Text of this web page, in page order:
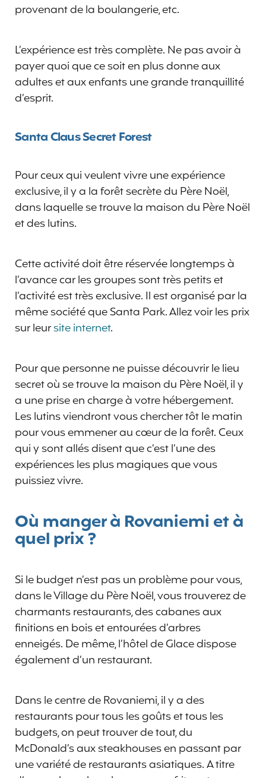
provenant de la boulangerie, etc.
L’expérience est très complète. Ne pas avoir à
payer quoi que ce soit en plus donne aux
adultes et aux enfants une grande tranquillité
d’esprit.
Santa Claus Secret Forest
Pour ceux qui veulent vivre une expérience
exclusive, il y a la forêt secrète du Père Noël,
dans laquelle se trouve la maison du Père Noël
et des lutins.
Cette activité doit être réservée longtemps à
l’avance car les groupes sont très petits et
l’activité est très exclusive. Il est organisé par la
même société que Santa Park. Allez voir les prix
sur leursite internet.
Pour que personne ne puisse découvrir le lieu
secret où se trouve la maison du Père Noël, il y
a une prise en charge à votre hébergement.
Les lutins viendront vous chercher tôt le matin
pour vous emmener au cœur de la forêt. Ceux
qui y sont allés disent que c’est l’une des
expériences les plus magiques que vous
puissiez vivre.
Où manger à Rovaniemi et à
quel prix ?
Si le budget n’est pas un problème pour vous,
dans le Village du Père Noël, vous trouverez de
charmants restaurants, des cabanes aux
finitions en bois et entourées d’arbres
enneigés. De même, l’hôtel de Glace dispose
également d’un restaurant.
Dans le centre de Rovaniemi, il y a des
restaurants pour tous les goûts et tous les
budgets, on peut trouver de tout, du
McDonald’s aux steakhouses en passant par
une variété de restaurants asiatiques. A titre